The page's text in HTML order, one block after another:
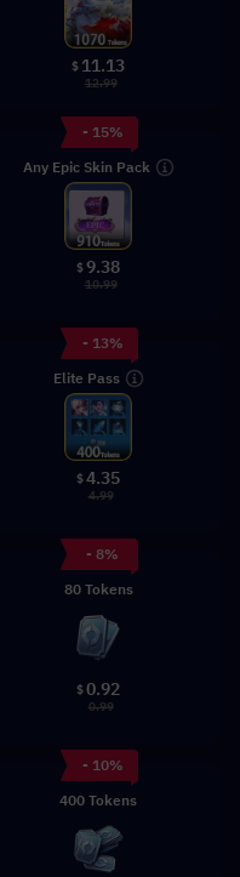
$ 11.13
12.99
- 15%
Any Epic Skin Pack
$9.38
10.99
- 13%
Elite Pass
$4.35
4.99
- 8%
80 Tokens
$0.92
0.99
- 10%
400 Tokens